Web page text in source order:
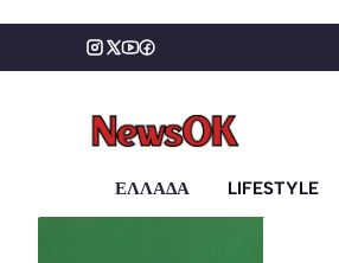
περιεχόμενο
ΕΛΛΑΔΑ LIFESTYLE